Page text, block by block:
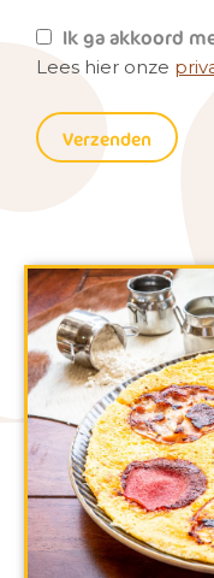
Ik ga akkoord
Lees hier onze